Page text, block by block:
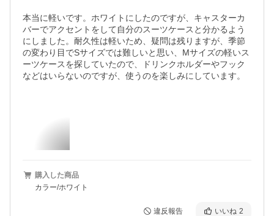
本当に軽いです。ホワイトにしたのですが、キャスターカ
バーでアクセントをして自分のスーツケースと分かるよう
にしました。耐久性は軽いため、疑問は残りますが、季節
の変わり目でSサイズでは難しいと思い、Mサイズの軽いス
ーツケースを探していたので、ドリンクホルダーやフック
などはいらないのですが、使うのを楽しみにしています。
購入した商品
カラー/ホワイト
違反報告 いいね 2